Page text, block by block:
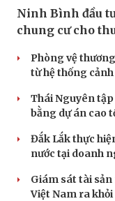
Ninh Bình đầu
chung cư cho
Phòng vệ
từ hệ thống
Thái Nguyên
bằng dự án cao
Đắk Lắk thực
nước tại doanh
Giám sát tài sản
Việt Nam ra